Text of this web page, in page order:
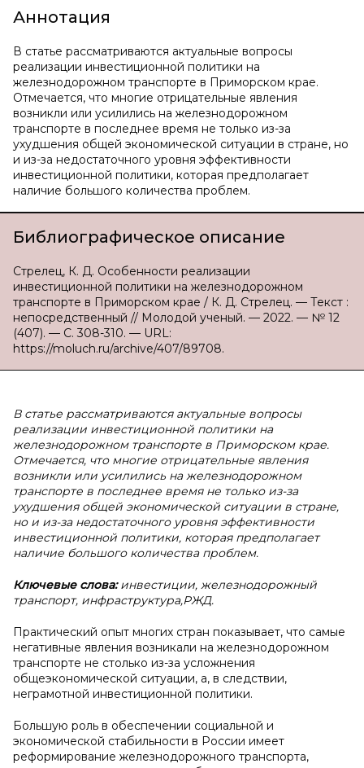
Аннотация
В статье рассматриваются актуальные вопросы
реализации инвестиционной политики на
железнодорожном транспорте в Приморском крае.
Отмечается, что многие отрицательные явления
возникли или усилились на железнодорожном
транспорте в последнее время не только из-за
ухудшения общей экономической ситуации в стране, но
и из-за недостаточного уровня эффективности
инвестиционной политики, которая предполагает
наличие большого количества проблем.
Библиографическое описание
Стрелец, К. Д. Особенности реализации
инвестиционной политики на железнодорожном
транспорте в Приморском крае / К. Д. Стрелец. — Текст :
непосредственный // Молодой ученый. — 2022. — № 12
(407). — С. 308-310. — URL:
https://moluch.ru/archive/407/89708.
В статье рассматриваются актуальные вопросы
реализации инвестиционной политики на
железнодорожном транспорте в Приморском крае.
Отмечается, что многие отрицательные явления
возникли или усилились на железнодорожном
транспорте в последнее время не только из-за
ухудшения общей экономической ситуации в стране,
но и из-за недостаточного уровня эффективности
инвестиционной политики, которая предполагает
наличие большого количества проблем.
Ключевые слова:инвестиции, железнодорожный
транспорт, инфраструктура,РЖД.
Практический опыт многих стран показывает, что самые
негативные явления возникали на железнодорожном
транспорте не столько из-за усложнения
общеэкономической ситуации, а, в следствии,
неграмотной инвестиционной политики.
Большую роль в обеспечении социальной и
экономической стабильности в России имеет
реформирование железнодорожного транспорта,